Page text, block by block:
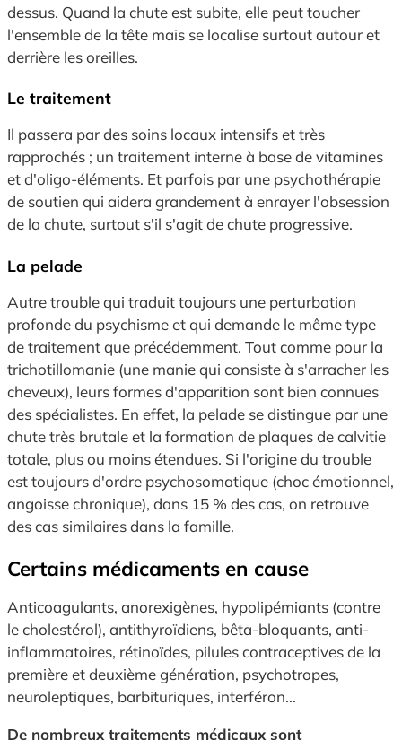
dessus. Quand la chute est subite, elle peut toucher
l'ensemble de la tête mais se localise surtout autour et
derrière les oreilles.
Le traitement
Il passera par des soins locaux intensifs et très
rapprochés ; un traitement interne à base de vitamines
et d'oligo-éléments. Et parfois par une psychothérapie
de soutien qui aidera grandement à enrayer l'obsession
de la chute, surtout s'il s'agit de chute progressive.
La pelade
Autre trouble qui traduit toujours une perturbation
profonde du psychisme et qui demande le même type
de traitement que précédemment. Tout comme pour la
trichotillomanie (une manie qui consiste à s'arracher les
cheveux), leurs formes d'apparition sont bien connues
des spécialistes. En effet, la pelade se distingue par une
chute très brutale et la formation de plaques de calvitie
totale, plus ou moins étendues. Si l'origine du trouble
est toujours d'ordre psychosomatique (choc émotionnel,
angoisse chronique), dans 15 % des cas, on retrouve
des cas similaires dans la famille.
Certains médicaments en cause
Anticoagulants, anorexigènes, hypolipémiants (contre
le cholestérol), antithyroïdiens, bêta-bloquants, anti-
inflammatoires, rétinoïdes, pilules contraceptives de la
première et deuxième génération, psychotropes,
neuroleptiques, barbituriques, interféron...
De nombreux traitements médicaux sont